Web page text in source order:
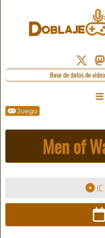
Base de datos de
Juego
Men of